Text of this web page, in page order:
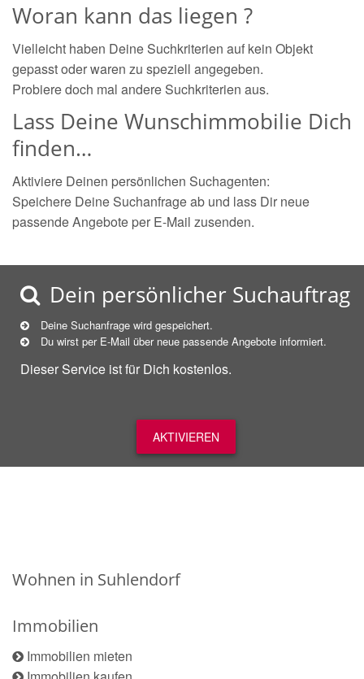
Woran kann das liegen ?
Vielleicht haben Deine Suchkriterien auf kein Objekt
gepasst oder waren zu speziell angegeben.
Probiere doch mal andere Suchkriterien aus.
Lass Deine Wunschimmobilie Dich
finden…
Aktiviere Deinen persönlichen Suchagenten:
Speichere Deine Suchanfrage ab und lass Dir neue
passende Angebote per E-Mail zusenden.
Dein persönlicher Suchauftrag
Deine Suchanfrage wird gespeichert.
Du wirst per E-Mail über neue passende Angebote informiert.
Dieser Service ist für Dich kostenlos.
AKTIVIEREN
Wohnen in Suhlendorf
Immobilien
Immobilien mieten